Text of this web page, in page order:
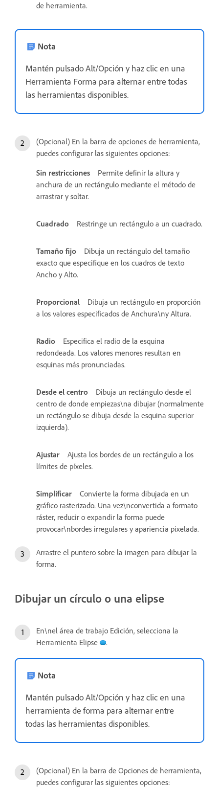
de herramienta.
Nota
Mantén pulsado Alt/Opción y haz clic en una
Herramienta Forma para alternar entre todas
las herramientas disponibles.
(Opcional) En la barra de opciones de herramienta,
puedes configurar las siguientes opciones:
Sin restricciones
Permite definir la altura y
anchura de un rectángulo mediante el método de
arrastrar y soltar.
Cuadrado Restringe un rectángulo a un cuadrado.
Tamaño fijo
Dibuja un rectángulo del tamaño
exacto que especifique en los cuadros de texto
Ancho y Alto.
Proporcional
Dibuja un rectángulo en proporción
a los valores especificados de Anchura\ny Altura.
Radio
Especifica el radio de la esquina
redondeada. Los valores menores resultan en
esquinas más pronunciadas.
Desde el centro
Dibuja un rectángulo desde el
centro de donde empiezas\na dibujar (normalmente
un rectángulo se dibuja desde la esquina superior
izquierda).
Ajustar
Ajusta los bordes de un rectángulo a los
límites de píxeles.
Simplificar
Convierte la forma dibujada en un
gráfico rasterizado. Una vez\nconvertida a formato
ráster, reducir o expandir la forma puede
provocar\nbordes irregulares y apariencia pixelada.
Arrastre el puntero sobre la imagen para dibujar la
forma.
Dibujar un círculo o una elipse
En\nel área de trabajo Edición, selecciona la
Herramienta Elipse
.
Nota
Mantén pulsado Alt/Opción y haz clic en una
herramienta de forma para alternar entre
todas las herramientas disponibles.
(Opcional) En la barra de Opciones de herramienta,
puedes configurar las siguientes opciones: